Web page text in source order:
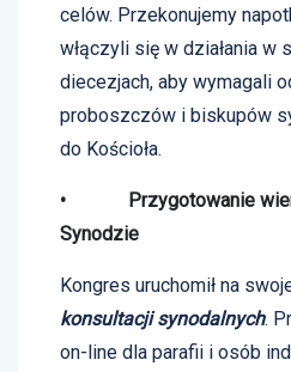
celów. Przekonujemy
włączyli się w działania w
diecezjach, aby wymagali
proboszczów i biskupów
do Kościoła.
• Przygotowanie
Synodzie
Kongres uruchomił na
konsultacji synodalnych.
on-line dla parafii i osób